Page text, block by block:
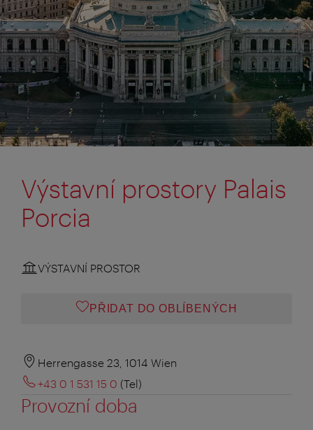
Výstavní prostory Palais
Porcia
VÝSTAVNÍ PROSTOR
PŘIDAT DO OBLÍBENÝCH
Herrengasse 23, 1014 Wien
+43 0 1 531 15 0 (Tel)
Provozní doba